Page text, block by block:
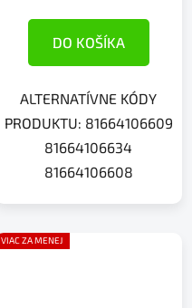
DO KOŠÍKA
ALTERNATÍVNE KÓDY
PRODUKTU: 81664106609
81664106634
81664106608
VIAC ZA MENEJ